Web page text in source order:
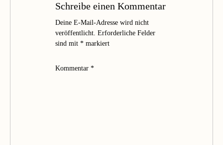
Schreibe einen Kommentar
Deine E-Mail-Adresse wird nicht
veröffentlicht. Erforderliche Felder
sind mit * markiert
Kommentar *